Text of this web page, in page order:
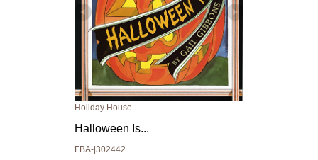
Holiday House
Halloween Is...
FBA-|302442